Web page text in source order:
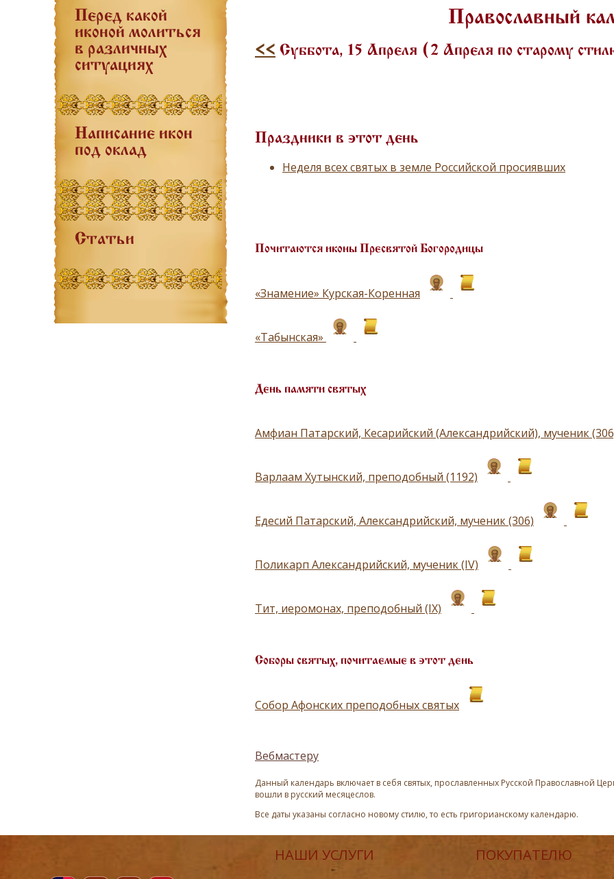
Перед какой
иконой молиться
в различных
ситуациях
Написание икон
под оклад
Статьи
Православный
<< Суббота, 15 Апреля (2 Апреля по старому
Праздники в этот день
Неделя всех святых в земле Российской просиявших
Почитаются иконы Пресвятой Богородицы
«Знамение» Курская-Коренная
«Табынская»
День памяти святых
Амфиан Патарский, Кесарийский (Александрийский), мученик
Варлаам Хутынский, преподобный (1192)
Едесий Патарский, Александрийский, мученик (306)
Поликарп Александрийский, мученик (IV)
Тит, иеромонах, преподобный (IX)
Соборы святых, почитаемые в этот день
Собор Афонских преподобных святых
Вебмастеру
Данный календарь включает в себя святых, прославленных Русской Православной
вошли в русский месяцеслов.
Все даты указаны согласно новому стилю, то есть григорианскому календарю.
НАШИ УСЛУГИ ПОКУПАТЕЛЮ